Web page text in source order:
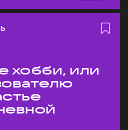
хобби, или